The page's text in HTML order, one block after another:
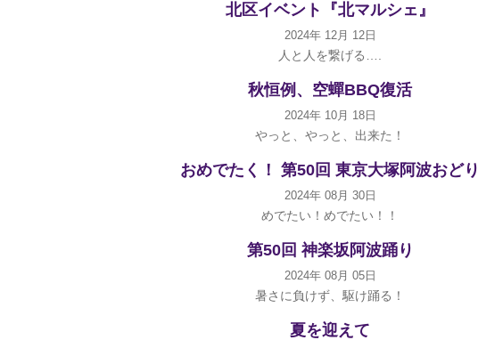
北区イベント『北マルシェ』
2024年 12月 12日
人と人を繋げる….
秋恒例、空蟬BBQ復活
2024年 10月 18日
やっと、やっと、出来た！
おめでたく！ 第50回 東京大塚阿波おどり
2024年 08月 30日
めでたい！めでたい！！
第50回 神楽坂阿波踊り
2024年 08月 05日
暑さに負けず、駆け踊る！
夏を迎えて